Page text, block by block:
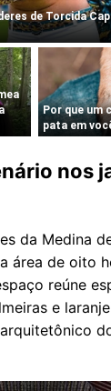
nos
da Medina
área de oito
reúne
e